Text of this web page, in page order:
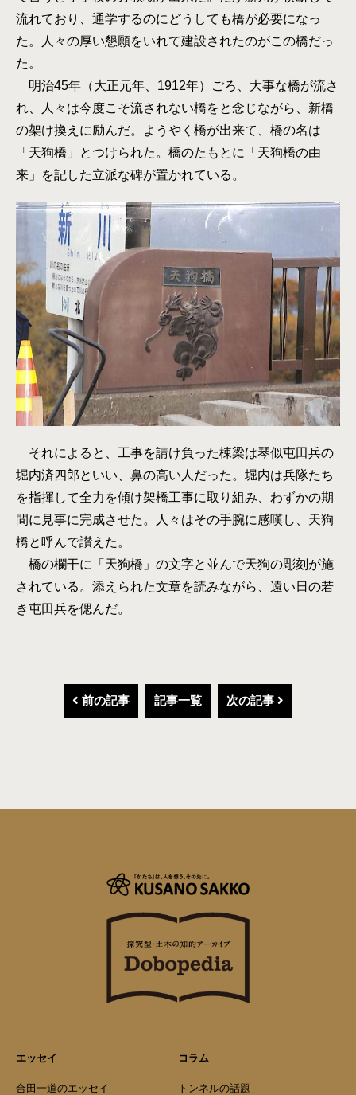
流れており、通学するのにどうしても橋が必要になっ
た。人々の厚い懇願をいれて建設されたのがこの橋だっ
た。
明治45年（大正元年、1912年）ごろ、大事な橋が流さ
れ、人々は今度こそ流されない橋をと念じながら、新橋
の架け換えに励んだ。ようやく橋が出来て、橋の名は
「天狗橋」とつけられた。橋のたもとに「天狗橋の由
来」を記した立派な碑が置かれている。
それによると、工事を請け負った棟梁は琴似屯田兵の
堀内済四郎といい、鼻の高い人だった。堀内は兵隊たち
を指揮して全力を傾け架橋工事に取り組み、わずかの期
間に見事に完成させた。人々はその手腕に感嘆し、天狗
橋と呼んで讃えた。
橋の欄干に「天狗橋」の文字と並んで天狗の彫刻が施
されている。添えられた文章を読みながら、遠い日の若
き屯田兵を偲んだ。
前の記事 記事一覧 次の記事
エッセイ
合田一道のエッセイ
コラム
トンネルの話題